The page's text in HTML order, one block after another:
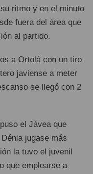
ritmo y en el minuto
fuera del área que
al partido.
a Ortolá con un tiro
javiense a meter
se llegó con 2
el Jávea que
jugase más
la tuvo el juvenil
que emplearse a